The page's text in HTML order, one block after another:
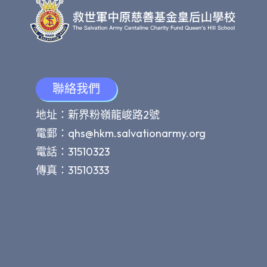
聯絡我們
地址：新界粉嶺龍峻路2號
電郵： qhs@hkm.salvationarmy.org
電話：31510323
傳真：31510333